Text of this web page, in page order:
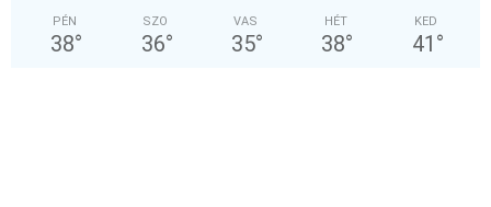
PÉN
38°
SZO
36°
VAS
35°
HÉT
38°
KED
41 °